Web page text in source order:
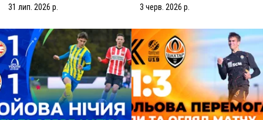
31 лип. 2026 р.
сезоні-2025/26
3 черв. 2026 р.